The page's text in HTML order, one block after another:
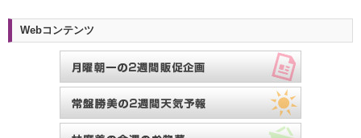
Webコンテンツ